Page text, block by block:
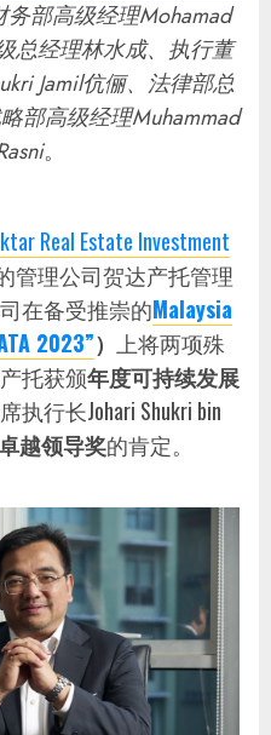
部高级经理Mohamad
总经理林水成、执行董
Jamil伉俪、法律部总
部高级经理Muhammad
。
Real Estate Investment
管理公司贺达产托管理
在备受推崇的Malaysia
2023”）
上将两项殊
托获颁年度可持续发展
执行长Johari Shukri bin
越领导奖的肯定。